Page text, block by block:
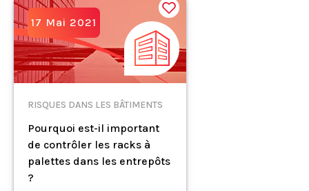
17 Mai 2021
RISQUES DANS LES BÂTIMENTS
Pourquoi est-il important
de contrôler les racks à
palettes dans les entrepôts
?